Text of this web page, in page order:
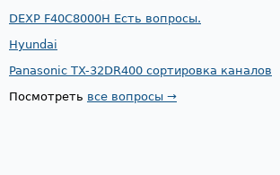
DEXP F40C8000H Есть вопросы.
Hyundai
Panasonic TX-32DR400 сортировка каналов
Посмотреть все вопросы →